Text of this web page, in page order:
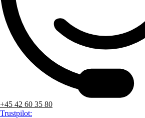
+45 42 60 35 80
Trustpilot: